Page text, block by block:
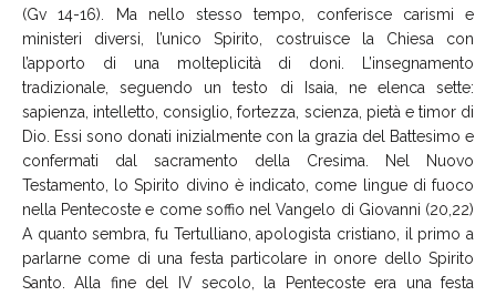
(Gv 14-16). Ma nello stesso tempo, conferisce carismi e
ministeri diversi, l’unico Spirito, costruisce la Chiesa con
l’apporto di una molteplicità di doni. L’insegnamento
tradizionale, seguendo un testo di Isaia, ne elenca sette:
sapienza, intelletto, consiglio, fortezza, scienza, pietà e timor di
Dio. Essi sono donati inizialmente con la grazia del Battesimo e
confermati dal sacramento della Cresima. Nel Nuovo
Testamento, lo Spirito divino è indicato, come lingue di fuoco
nella Pentecoste e come soffio nel Vangelo di Giovanni (20,22)
A quanto sembra, fu Tertulliano, apologista cristiano, il primo a
parlarne come di una festa particolare in onore dello Spirito
Santo. Alla fine del IV secolo, la Pentecoste era una festa